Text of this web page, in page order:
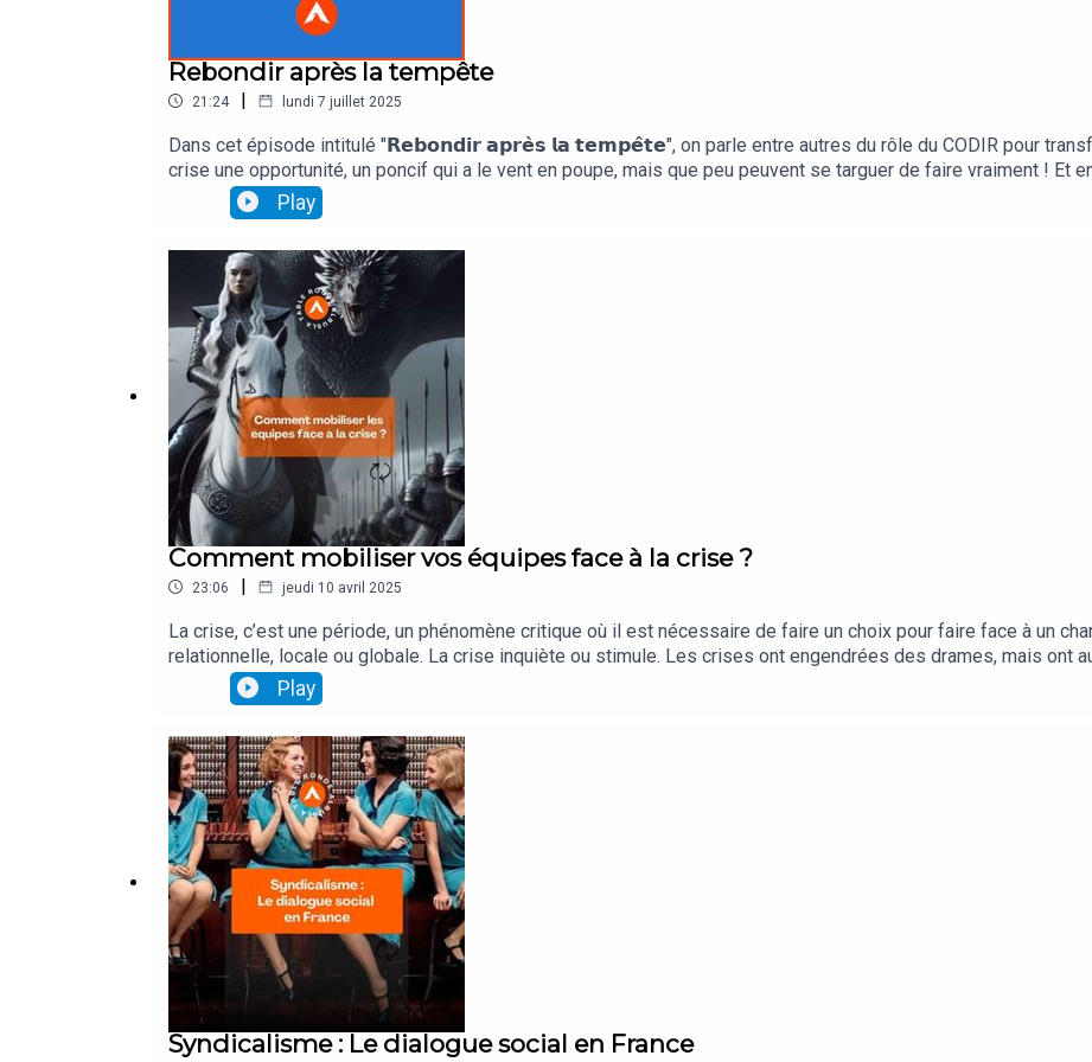
Rebondir après la tempête
21:24 | lundi 7 juillet 2025
Dans cet épisode intitulé "𝗥𝗲𝗯𝗼𝗻𝗱𝗶𝗿 𝗮𝗽𝗿𝗲̀𝘀 𝗹𝗮 𝘁𝗲𝗺𝗽𝗲̂𝘁𝗲", on parle entre autres du rôle du CODIR pour
crise une opportunité, un poncif qui a le vent en poupe, mais que peu peuvent se targuer de faire vraiment ! Et
: - rester figés dans la nostalgie du « c’était mieux avant » et/ou - se contenter d’un retour à la normale comme
Amis CODIR, c'est bien à vous que revient le rôle d'insuffler une nouvelle dynamique en accord avec la
Play
Comment mobiliser vos équipes face à la crise ?
23:06 | jeudi 10 avril 2025
La crise, c’est une période, un phénomène critique où il est nécessaire de faire un choix pour faire face à un
relationnelle, locale ou globale. La crise inquiète ou stimule. Les crises ont engendrées des drames, mais ont
de notre histoire. Aujourd’hui, on va parler de comment la gérer en management et comment parvenir à
Play
Syndicalisme : Le dialogue social en France